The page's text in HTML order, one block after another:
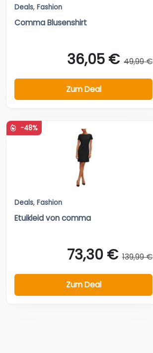
Deals, Fashion
Comma Blusenshirt
36,05 € 49,99 €
Zum Deal
-48%
Deals, Fashion
Etuikleid von comma
73,30 € 139,99 €
Zum Deal